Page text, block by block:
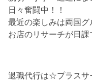
日々奮闘中！！
最近の楽しみは両国グ
お店のリサーチが日課
退職代行は☆プラス